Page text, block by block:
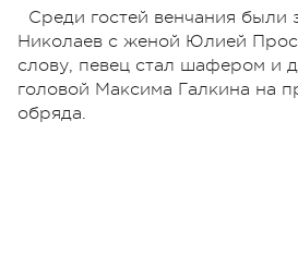
Среди гостей венчания были
Николаев с женой Юлией
слову, певец стал шафером и
головой Максима Галкина на
обряда.